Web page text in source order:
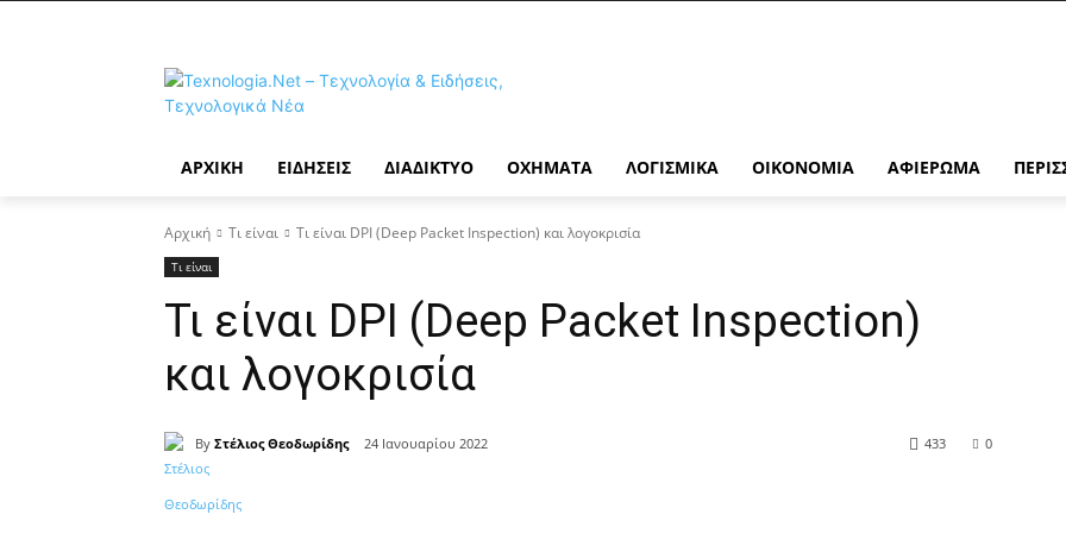
ΑΡΧΙΚΉ ΕΙΔΉΣΕΙΣ ΔΙΑΔΊΚΤΥΟ ΟΧΉΜΑΤΑ ΛΟΓΙΣΜΙΚΆ ΟΙΚΟΝΟΜΊΑ ΑΦΙΈΡΩΜΑ
Αρχική Τι είναι Τι είναι DPI (Deep Packet Inspection) και λογοκρισία
Τι είναι
Τι είναι DPI (Deep Packet Inspection)
και λογοκρισία
By Στέλιος Θεοδωρίδης 24 Ιανουαρίου 2022 0
433
Κοινοποίηση